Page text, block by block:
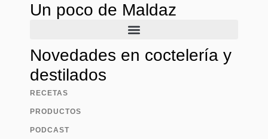
Un poco de Maldaz
Novedades en coctelería y
destilados
RECETAS
PRODUCTOS
PODCAST